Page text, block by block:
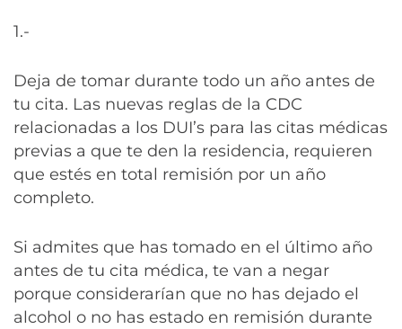
1.-
Deja de tomar durante todo un año antes de
tu cita. Las nuevas reglas de la CDC
relacionadas a los DUI’s para las citas médicas
previas a que te den la residencia, requieren
que estés en total remisión por un año
completo.
Si admites que has tomado en el último año
antes de tu cita médica, te van a negar
porque considerarían que no has dejado el
alcohol o no has estado en remisión durante